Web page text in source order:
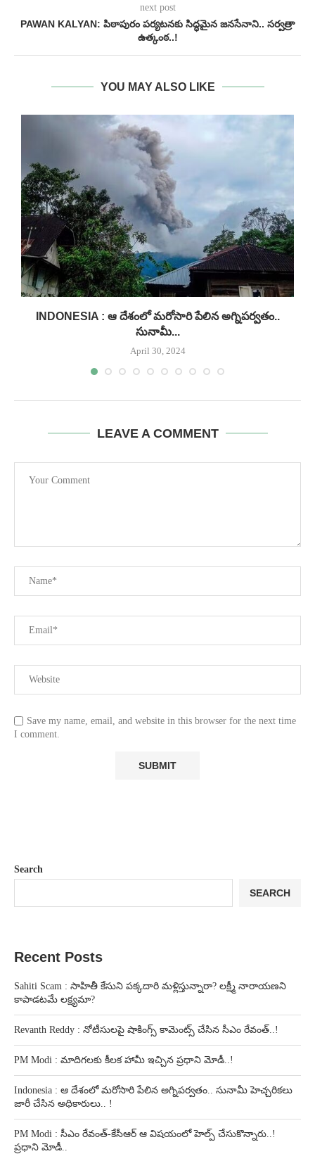
next post
PAWAN KALYAN: పిఠాపురం పర్యటనకు సిద్ధమైన జనసేనాని.. సర్వత్రా
ఉత్కంఠ..!
YOU MAY ALSO LIKE
INDONESIA : ఆ దేశంలో మరోసారి పేలిన అగ్నిపర్వతం..
సునామీ...
April 30, 2024
LEAVE A COMMENT
Save my name, email, and website in this browser for the next time
I comment.
Search
SEARCH
Recent Posts
Sahiti Scam : సాహితీ కేసుని పక్కదారి మళ్లిస్తున్నారా? లక్ష్మీ నారాయణని
కాపాడటమే లక్ష్యమా?
Revanth Reddy : నోటీసులపై షాకింగ్స్ కామెంట్స్ చేసిన సీఎం రేవంత్..!
PM Modi : మాదిగలకు కీలక హామీ ఇచ్చిన ప్రధాని మోడీ..!
Indonesia : ఆ దేశంలో మరోసారి పేలిన అగ్నిపర్వతం.. సునామీ హెచ్చరికలు
జారీ చేసిన అధికారులు.. !
PM Modi : సీఎం రేవంత్-కేసీఆర్ ఆ విషయంలో హెల్ప్ చేసుకొన్నారు..!
ప్రధాని మోడీ..